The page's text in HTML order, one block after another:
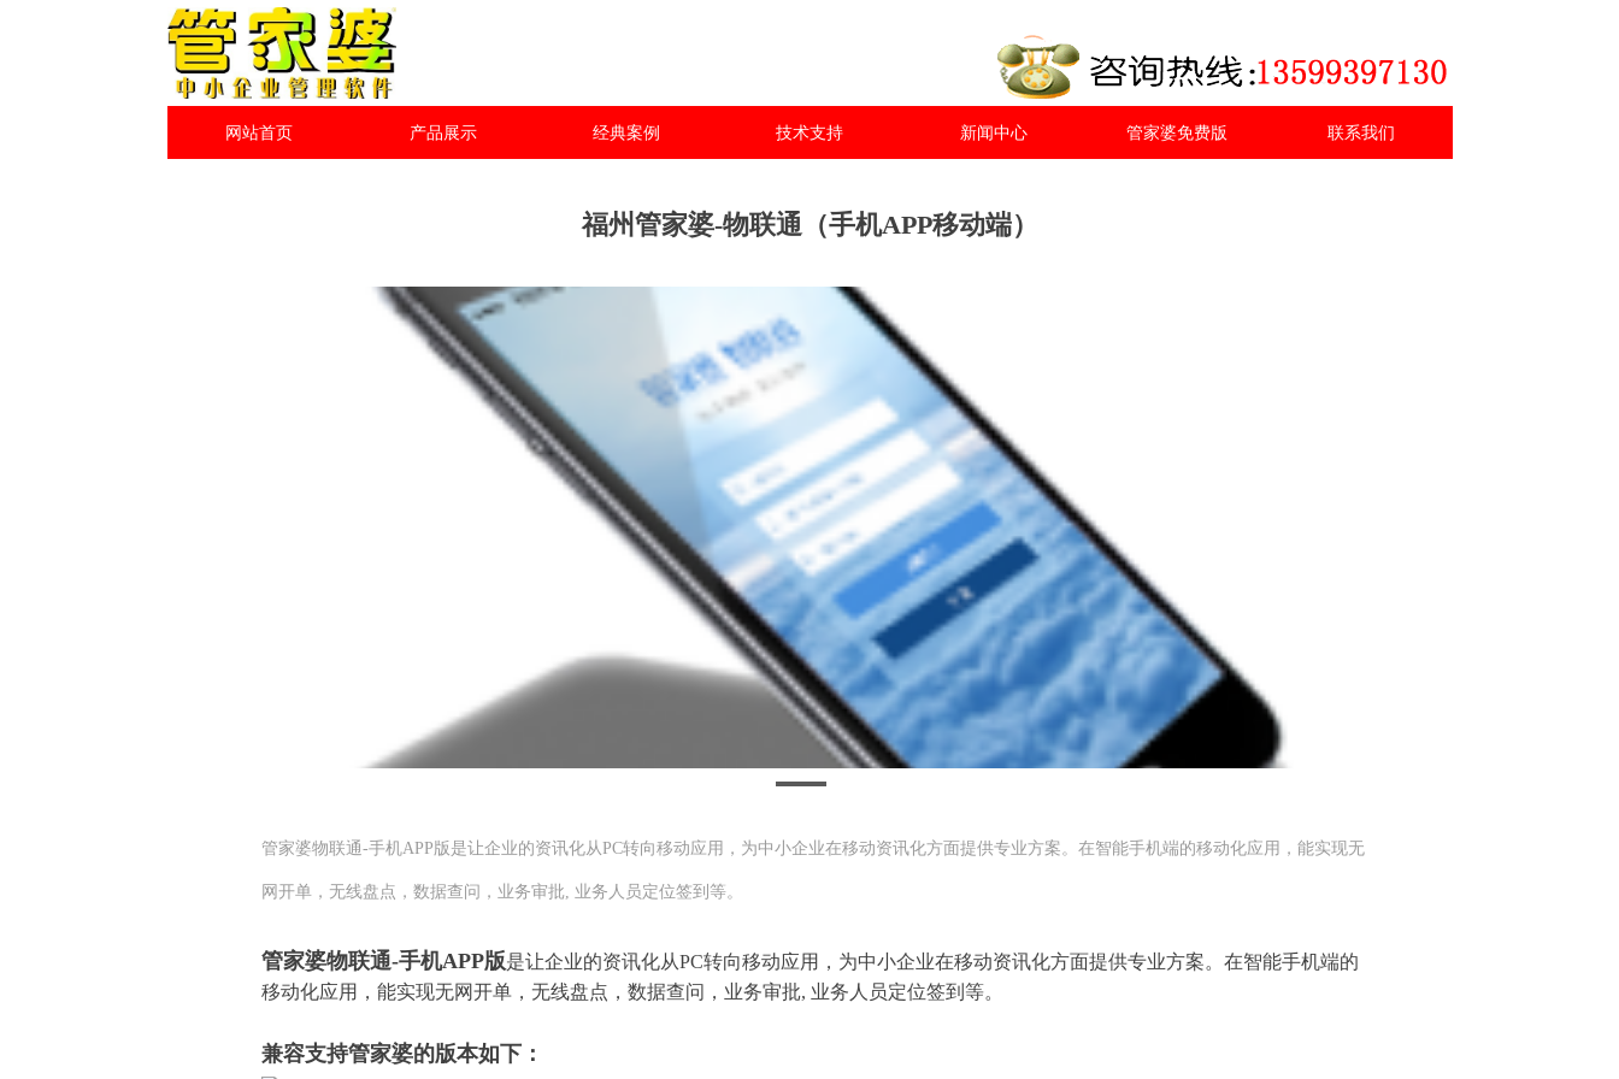
网站首页 产品展示 经典案例 技术支持 新闻中心 管家婆免费版 联系我们
福州管家婆-物联通（手机APP移动端）
管家婆物联通-手机APP版是让企业的资讯化从PC转向移动应用，为中小企业在移动资讯化方面提供专业方案。在智能手机端的移动化应用，能实现无
网开单，无线盘点，数据查问，业务审批, 业务人员定位签到等。
管家婆物联通-手机APP版是让企业的资讯化从PC转向移动应用，为中小企业在移动资讯化方面提供专业方案。在智能手机端的
移动化应用，能实现无网开单，无线盘点，数据查问，业务审批, 业务人员定位签到等。
兼容支持管家婆的版本如下：